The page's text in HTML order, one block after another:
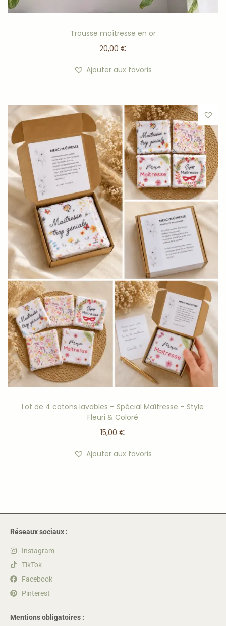
Trousse maîtresse en or
20,00 €
Ajouter aux favoris
Lot de 4 cotons lavables – Spécial Maîtresse – Style
Fleuri & Coloré
15,00€
Ajouter aux favoris
Réseaux sociaux :
Instagram
TikTok
Facebook
Pinterest
Mentions obligatoires :